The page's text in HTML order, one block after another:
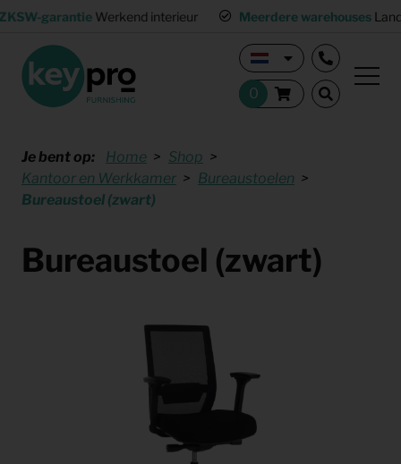
garantie Werkend interieur Meerdere warehouses
Je bent op: Home
Shop
Kantoor en Werkkamer
Bureaustoelen
Bureaustoel (zwart)
Bureaustoel (zwart)